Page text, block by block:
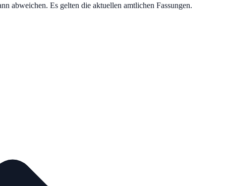
abweichen. Es gelten die aktuellen amtlichen Fassungen.